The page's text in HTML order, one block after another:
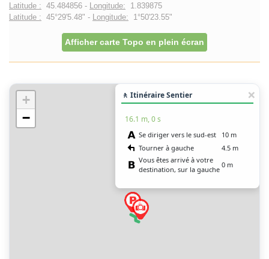
Latitude : 45.484856 - Longitude: 1.839875
Latitude : 45°29'5.48" - Longitude: 1°50'23.55"
Afficher carte Topo en plein écran
+
−
🚶 Itinéraire Sentier
16.1 m, 0 s
Se diriger vers le sud-est
10 m
Tourner à gauche
4.5 m
Vous êtes arrivé à votre
destination, sur la gauche
0 m